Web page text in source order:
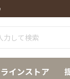
インストア